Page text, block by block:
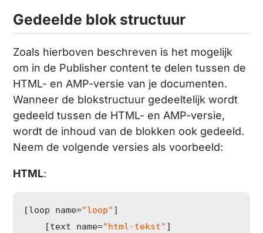
Gedeelde blok structuur
Zoals hierboven beschreven is het mogelijk
om in de Publisher content te delen tussen de
HTML- en AMP-versie van je documenten.
Wanneer de blokstructuur gedeeltelijk wordt
gedeeld tussen de HTML- en AMP-versie,
wordt de inhoud van de blokken ook gedeeld.
Neem de volgende versies als voorbeeld:
HTML:
[loop name="loop" ]
    [text name=
"html-tekst" ]